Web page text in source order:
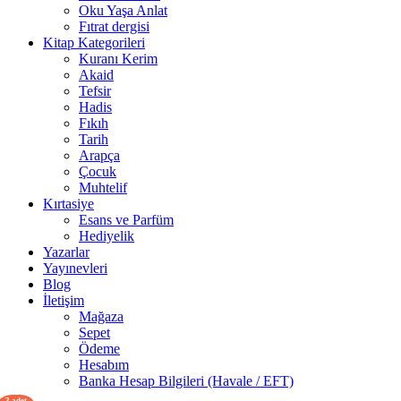
Oku Yaşa Anlat
Fıtrat dergisi
Kitap Kategorileri
Kuranı Kerim
Akaid
Tefsir
Hadis
Fıkıh
Tarih
Arapça
Çocuk
Muhtelif
Kırtasiye
Esans ve Parfüm
Hediyelik
Yazarlar
Yayınevleri
Blog
İletişim
Mağaza
Sepet
Ödeme
Hesabım
Banka Hesap Bilgileri (Havale / EFT)